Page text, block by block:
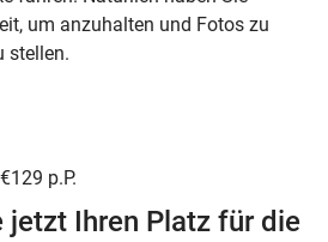
um anzuhalten und Fotos zu
stellen.
p.P.
jetzt Ihren Platz für die